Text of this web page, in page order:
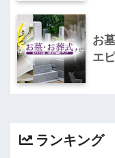
お
エ
ランキング